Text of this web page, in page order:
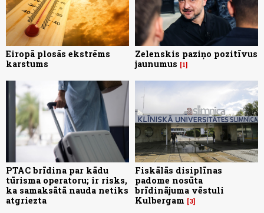
Eiropā plosās ekstrēms
karstums
Zelenskis paziņo pozitīvus
jaunumus
1
PTAC brīdina par kādu
tūrisma operatoru; ir risks,
ka samaksātā nauda netiks
atgriezta
Fiskālās disiplīnas
padome nosūta
brīdinājuma vēstuli
Kulbergam
3